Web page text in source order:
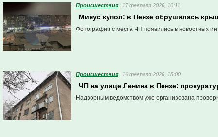
Проиcшествия 17 февраля 2026, 10:11
Минус купол: в Пензе обрушилась
Фотографии с места ЧП появились в новостных
Проиcшествия 16 февраля 2026, 18:00
ЧП на улице Ленина в Пензе:
Надзорным ведомством уже организована